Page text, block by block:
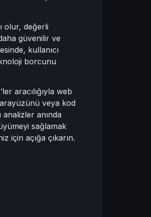
olur, değerli
güvenilir ve
kullanıcı
borcunu
aracılığıyla web
veya kod
anında
sağlamak
için açığa çıkarın.